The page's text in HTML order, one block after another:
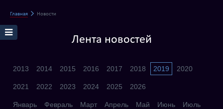
Главная Новости
Лента новостей
2013 2014 2015 2016 2017 2018 2019 2020
2021 2022 2023 2024 2025 2026
Январь Февраль Март Апрель Май Июнь Июль